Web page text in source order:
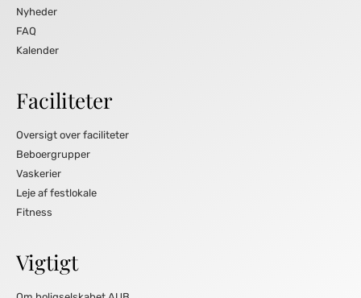
Nyheder
FAQ
Kalender
Faciliteter
Oversigt over faciliteter
Beboergrupper
Vaskerier
Leje af festlokale
Fitness
Vigtigt